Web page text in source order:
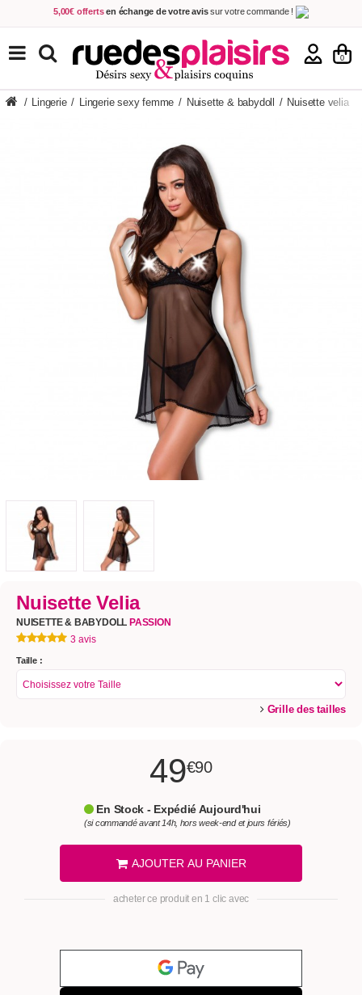
5,00€ offerts en échange de votre avissur votre commande !
Achetez aujourd'hui. Décidez quand payer !
Livraison en 48h
au prix de 2,90 € ! (Offerte dès 69,00€ d'achat)
0
TOUS NOS PRODUITS
/ Lingerie / Lingerie sexy femme / Nuisette & babydoll / Nuisette velia
Nuisette Velia
NUISETTE & BABYDOLL PASSION
3 avis
Taille :
Grille des tailles
49€90
En Stock - Expédié Aujourd'hui
(si commandé avant 14h, hors week-end et jours fériés)
AJOUTER AU PANIER
acheter ce produit en 1 clic avec